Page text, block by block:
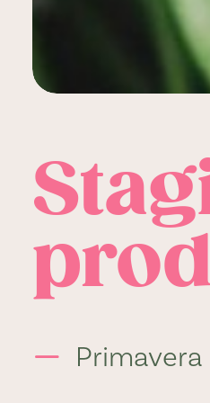
Primavera